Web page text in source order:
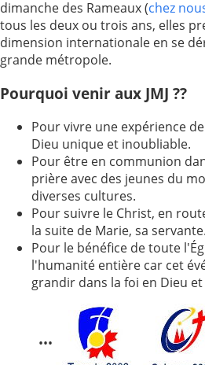
Tags
—
2005
2006
2009
2010
2011
2012
2013
2014
2015
2016
2017
2018
2019
2020
Recherche
dimanche des Rameaux (chez
tous les deux ou trois ans, elles
dimension internationale en se
grande métropole.
Pourquoi venir aux JMJ ??
Pour vivre une expérience
Dieu unique et inoubliable.
Pour être en communion
prière avec des jeunes du
diverses cultures.
Pour suivre le Christ, en
la suite de Marie, sa servante.
Pour le bénéfice de toute
l'humanité entière car cet
grandir dans la foi en Dieu
•••